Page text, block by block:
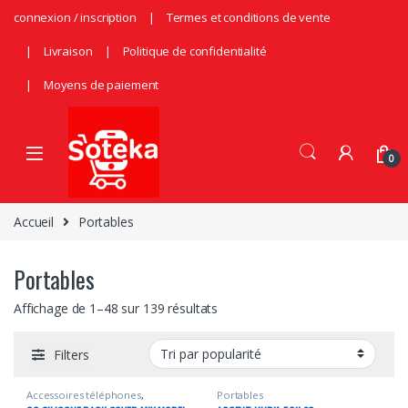
Skip to navigation
Skip to content
connexion / inscription Termes et conditions de vente
Livraison Politique de confidentialité
Moyens de paiement
0
Accueil Portables
Portables
Affichage de 1–48 sur 139 résultats
Filters
Accessoires téléphones,
Portables
Portables